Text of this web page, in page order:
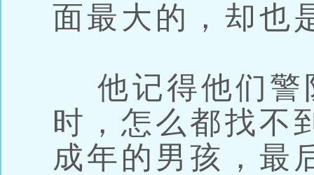
面最大的，却也
他记得他们警
时，怎么都找不
成年的男孩，最